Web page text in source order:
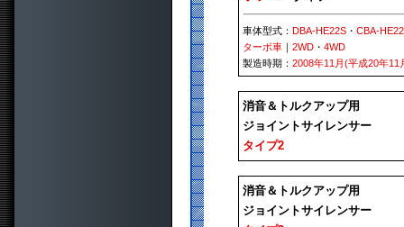
車体型式：DBA-HE22S ・CBA-
ターボ車 ｜2WD ・4WD
製造時期：2008年11月(平成20年11
消音＆トルクアップ用
ジョイントサイレンサー
タイプ2
消音＆トルクアップ用
ジョイントサイレンサー